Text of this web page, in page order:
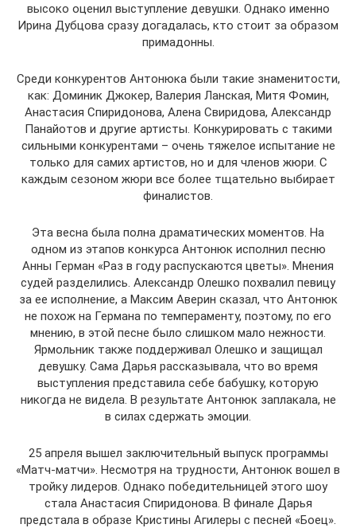
высоко оценил выступление девушки. Однако именно
Ирина Дубцова сразу догадалась, кто стоит за образом
примадонны.
Среди конкурентов Антонюка были такие знаменитости,
как: Доминик Джокер, Валерия Ланская, Митя Фомин,
Анастасия Спиридонова, Алена Свиридова, Александр
Панайотов и другие артисты. Конкурировать с такими
сильными конкурентами – очень тяжелое испытание не
только для самих артистов, но и для членов жюри. С
каждым сезоном жюри все более тщательно выбирает
финалистов.
Эта весна была полна драматических моментов. На
одном из этапов конкурса Антонюк исполнил песню
Анны Герман «Раз в году распускаются цветы». Мнения
судей разделились. Александр Олешко похвалил певицу
за ее исполнение, а Максим Аверин сказал, что Антонюк
не похож на Германа по темпераменту, поэтому, по его
мнению, в этой песне было слишком мало нежности.
Ярмольник также поддерживал Олешко и защищал
девушку. Сама Дарья рассказывала, что во время
выступления представила себе бабушку, которую
никогда не видела. В результате Антонюк заплакала, не
в силах сдержать эмоции.
25 апреля вышел заключительный выпуск программы
«Матч-матчи». Несмотря на трудности, Антонюк вошел в
тройку лидеров. Однако победительницей этого шоу
стала Анастасия Спиридонова. В финале Дарья
предстала в образе Кристины Агилеры с песней «Боец».